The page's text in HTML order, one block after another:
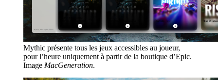
Mythic présente tous les jeux accessibles au joueur,
pour l’heure uniquement à partir de la boutique d’Epic.
Image MacGeneration.